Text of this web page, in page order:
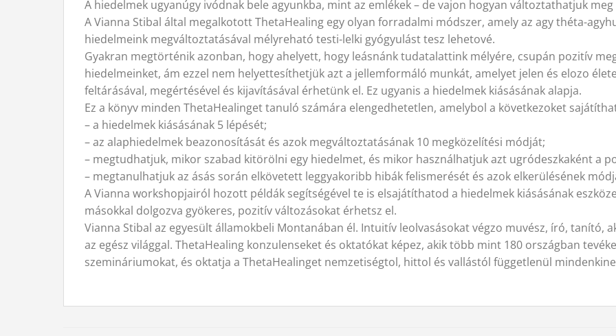
A hiedelmek ugyanúgy ivódnak bele agyunkba, mint az emlékek – de vajon hogyan változtathatjuk meg
A Vianna Stibal által megalkotott ThetaHealing egy olyan forradalmi módszer, amely az agy théta-
hiedelmeink megváltoztatásával mélyreható testi-lelki gyógyulást tesz lehetové.
Gyakran megtörténik azonban, hogy ahelyett, hogy leásnánk tudatalattink mélyére, csupán pozitív
hiedelmeinket, ám ezzel nem helyettesíthetjük azt a jellemformáló munkát, amelyet jelen és elozo
feltárásával, megértésével és kijavításával érhetünk el. Ez ugyanis a hiedelmek kiásásának alapja.
Ez a könyv minden ThetaHealinget tanuló számára elengedhetetlen, amelybol a következoket
– a hiedelmek kiásásának 5 lépését;
– az alaphiedelmek beazonosítását és azok megváltoztatásának 10 megközelítési módját;
– megtudhatjuk, mikor szabad kitörölni egy hiedelmet, és mikor használhatjuk azt ugródeszkaként a
– megtanulhatjuk az ásás során elkövetett leggyakoribb hibák felismerését és azok elkerülésének
A Vianna workshopjairól hozott példák segítségével te is elsajátíthatod a hiedelmek kiásásának
másokkal dolgozva gyökeres, pozitív változásokat érhetsz el.
Vianna Stibal az egyesült államokbeli Montanában él. Intuitív leolvasásokat végzo muvész, író, tanító,
az egész világgal. ThetaHealing konzulenseket és oktatókat képez, akik több mint 180 országban
szemináriumokat, és oktatja a ThetaHealinget nemzetiségtol, hittol és vallástól függetlenül